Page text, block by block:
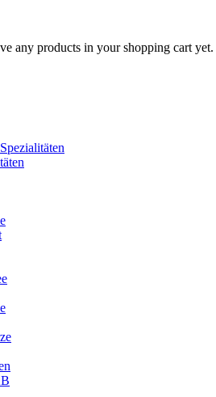
any products in your shopping cart yet.